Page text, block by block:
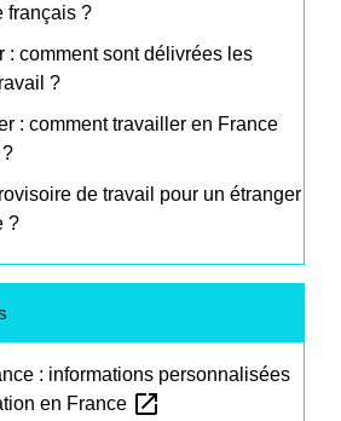
français ?
: comment sont délivrées les
?
: comment travailler en France
de travail pour un étranger
?
: informations personnalisées
en France open_in_new